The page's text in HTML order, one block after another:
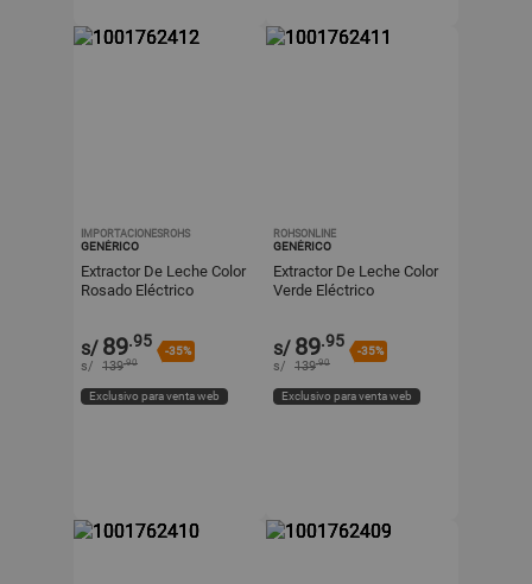
IMPORTACIONESROHS
GENÉRICO
Extractor De Leche Color
Rosado Eléctrico
s/ 89.95
-35%
s/ 139.90
Exclusivo para venta web
ROHSONLINE
GENÉRICO
Extractor De Leche Color
Verde Eléctrico
s/ 89.95
-35%
s/ 139.90
Exclusivo para venta web